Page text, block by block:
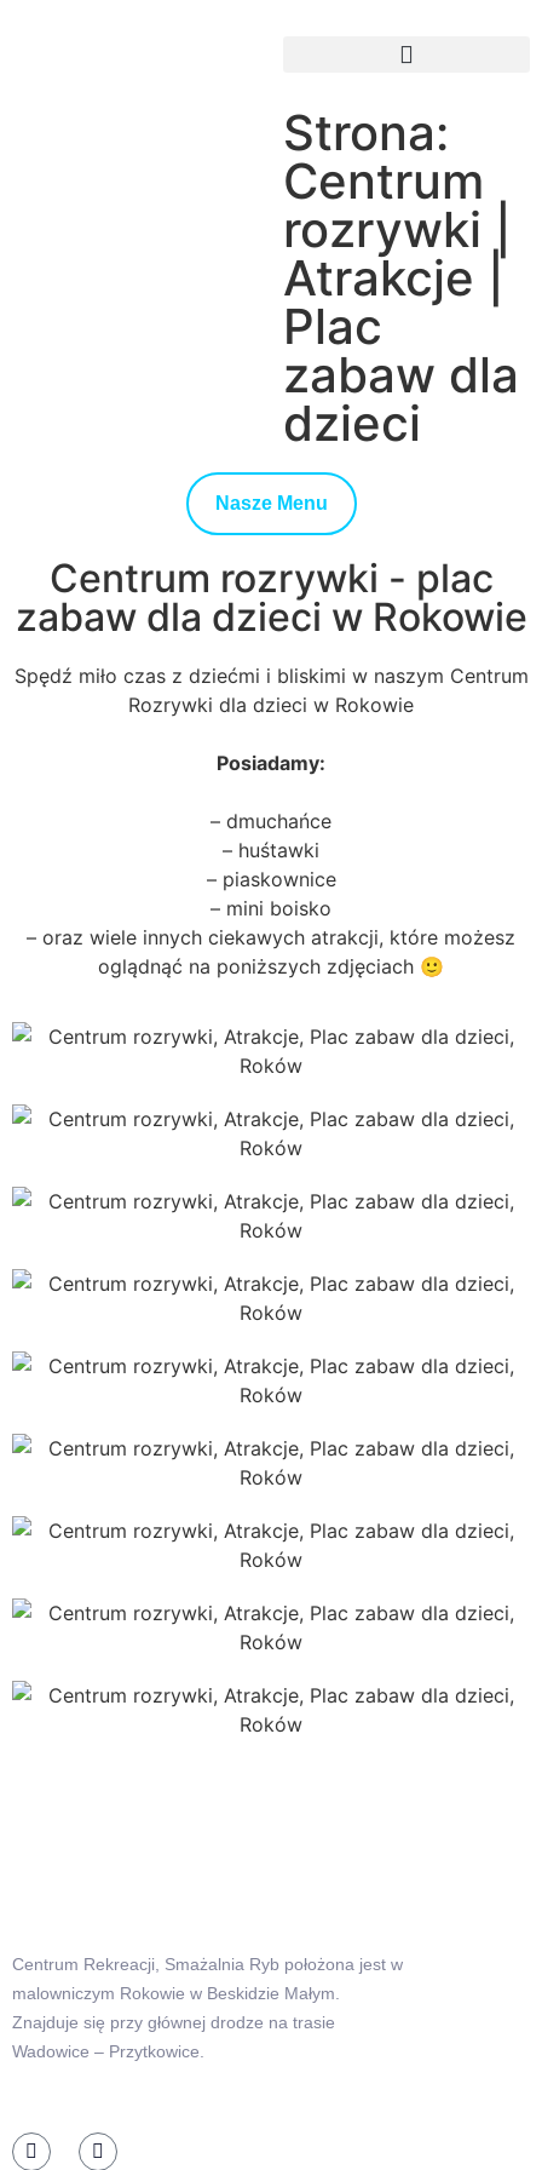
Strona:
Centrum
rozrywki |
Atrakcje |
Plac
zabaw dla
dzieci
Nasze Menu
Centrum rozrywki - plac
zabaw dla dzieci w Rokowie
Spędź miło czas z dziećmi i bliskimi w naszym Centrum
Rozrywki dla dzieci w Rokowie
Posiadamy:
– dmuchańce
– huśtawki
– piaskownice
– mini boisko
– oraz wiele innych ciekawych atrakcji, które możesz
oglądnąć na poniższych zdjęciach 🙂
Centrum Rekreacji, Smażalnia Ryb położona jest w
malowniczym Rokowie w Beskidzie Małym.
Znajduje się przy głównej drodze na trasie
Wadowice – Przytkowice.